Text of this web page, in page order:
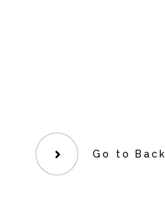
Go to Back